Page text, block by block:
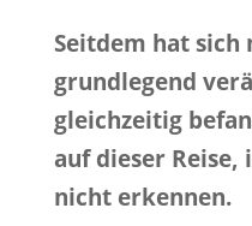
Seitdem hat sich
grundlegend
gleichzeitig
auf dieser Reise,
nicht erkennen.